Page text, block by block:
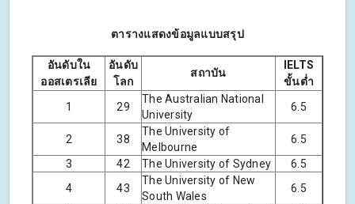
ตารางแสดงข้อมูลแบบสรุป
อันดับใน
ออสเตรเลีย
อันดับ
โลก
สถาบัน
IELTS
ขั้นต่ำ
1
29
The Australian National
University
6.5
2 38
The University of
Melbourne
6.5
3
42 The University of Sydney
6.5
4
43
The University of New
South Wales
6.5